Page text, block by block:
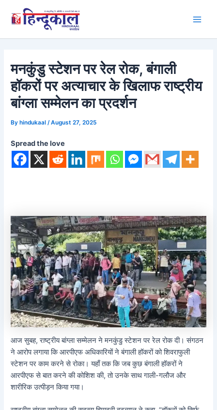
मनकुंडु स्टेशन पर रेल रोक, बंगाली
हॉकरों पर अत्याचार के खिलाफ राष्ट्रीय
बांग्ला सम्मेलन का प्रदर्शन
By hindukaal/August 27, 2025
Spread the love
आज सुबह, राष्ट्रीय बांग्ला सम्मेलन ने मनकुंडु स्टेशन पर रेल रोक दी। संगठन
ने आरोप लगाया कि आरपीएफ अधिकारियों ने बंगाली हॉकरों को शिवराफुली
स्टेशन पर काम करने से रोका। यहाँ तक कि जब कुछ बंगाली हॉकरों ने
आरपीएफ से बात करने की कोशिश की, तो उनके साथ गाली-गलौज और
शारीरिक उत्पीड़न किया गया।